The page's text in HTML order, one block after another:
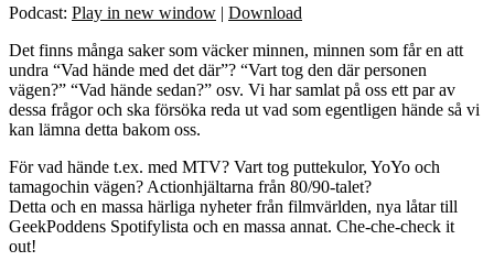
Podcast: Play in new window | Download
Det finns många saker som väcker minnen, minnen som får en att
undra “Vad hände med det där”? “Vart tog den där personen
vägen?” “Vad hände sedan?” osv. Vi har samlat på oss ett par av
dessa frågor och ska försöka reda ut vad som egentligen hände så vi
kan lämna detta bakom oss.
För vad hände t.ex. med MTV? Vart tog puttekulor, YoYo och
tamagochin vägen? Actionhjältarna från 80/90-talet?
Detta och en massa härliga nyheter från filmvärlden, nya låtar till
GeekPoddens Spotifylista och en massa annat. Che-che-check it
out!